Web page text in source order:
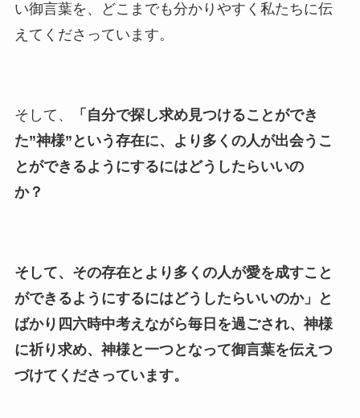
い御言葉を、どこまでも分かりやすく私たちに伝
えてくださっています。
そして、
「自分で探し求め見つけることができ
た”神様”という存在に、より多くの人が出会うこ
とができるようにするにはどうしたらいいの
か？
そして、その存在とより多くの人が愛を成すこと
ができるようにするにはどうしたらいいのか」と
ばかり四六時中考えながら毎日を過ごされ、神様
に祈り求め、神様と一つとなって御言葉を伝えつ
づけてくださっています。